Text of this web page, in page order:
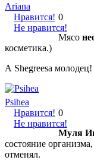
Ariana
Нравится!
Не нравится!
0
Мясо
косметика.)
А Shegreesa молодец!
Psihea
Нравится!
Не нравится!
0
Муля
состояние
отменял.